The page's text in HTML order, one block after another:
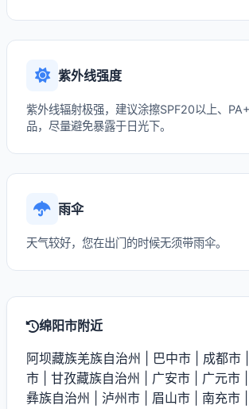
紫外线强度
紫外线辐射极强，建议涂擦SPF20以上、
品，尽量避免暴露于日光下。
雨伞
天气较好，您在出门的时候无须带雨伞。
绵阳市附近
阿坝藏族羌族自治州 巴中市 成都市
市
甘孜藏族自治州 广安市 广元市
彝族自治州
泸州市 眉山市 南充市